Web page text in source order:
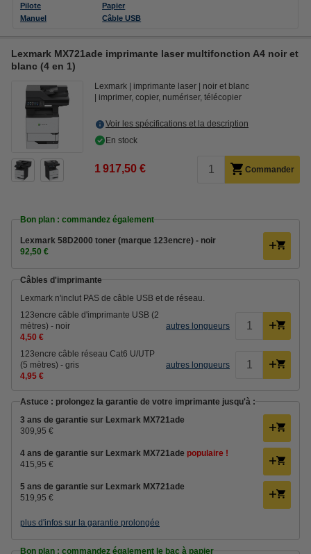
Pilote
Manuel
Papier
Câble USB
Lexmark MX721ade imprimante laser multifonction A4 noir et
blanc (4 en 1)
Lexmark imprimante laser
noir et blanc
imprimer, copier, numériser, télécopier
Voir les spécifications et la description
En stock
1 917,50 € Commander
Bon plan : commandez également
Lexmark 58D2000 toner (marque 123encre) - noir
92,50 €
Câbles d'imprimante
Lexmark n'inclut PAS de câble USB et de réseau.
123encre câble d'imprimante USB (2
mètres) - noir
4,50 €
autres longueurs
123encre câble réseau Cat6 U/UTP
(5 mètres) - gris
4,95 €
autres longueurs
Astuce : prolongez la garantie de votre imprimante jusqu'à :
3 ans de garantie sur Lexmark MX721ade
309,95 €
4 ans de garantie sur Lexmark MX721ade populaire !
415,95 €
5 ans de garantie sur Lexmark MX721ade
519,95 €
plus d'infos sur la garantie prolongée
Bon plan : commandez également le bac à papier